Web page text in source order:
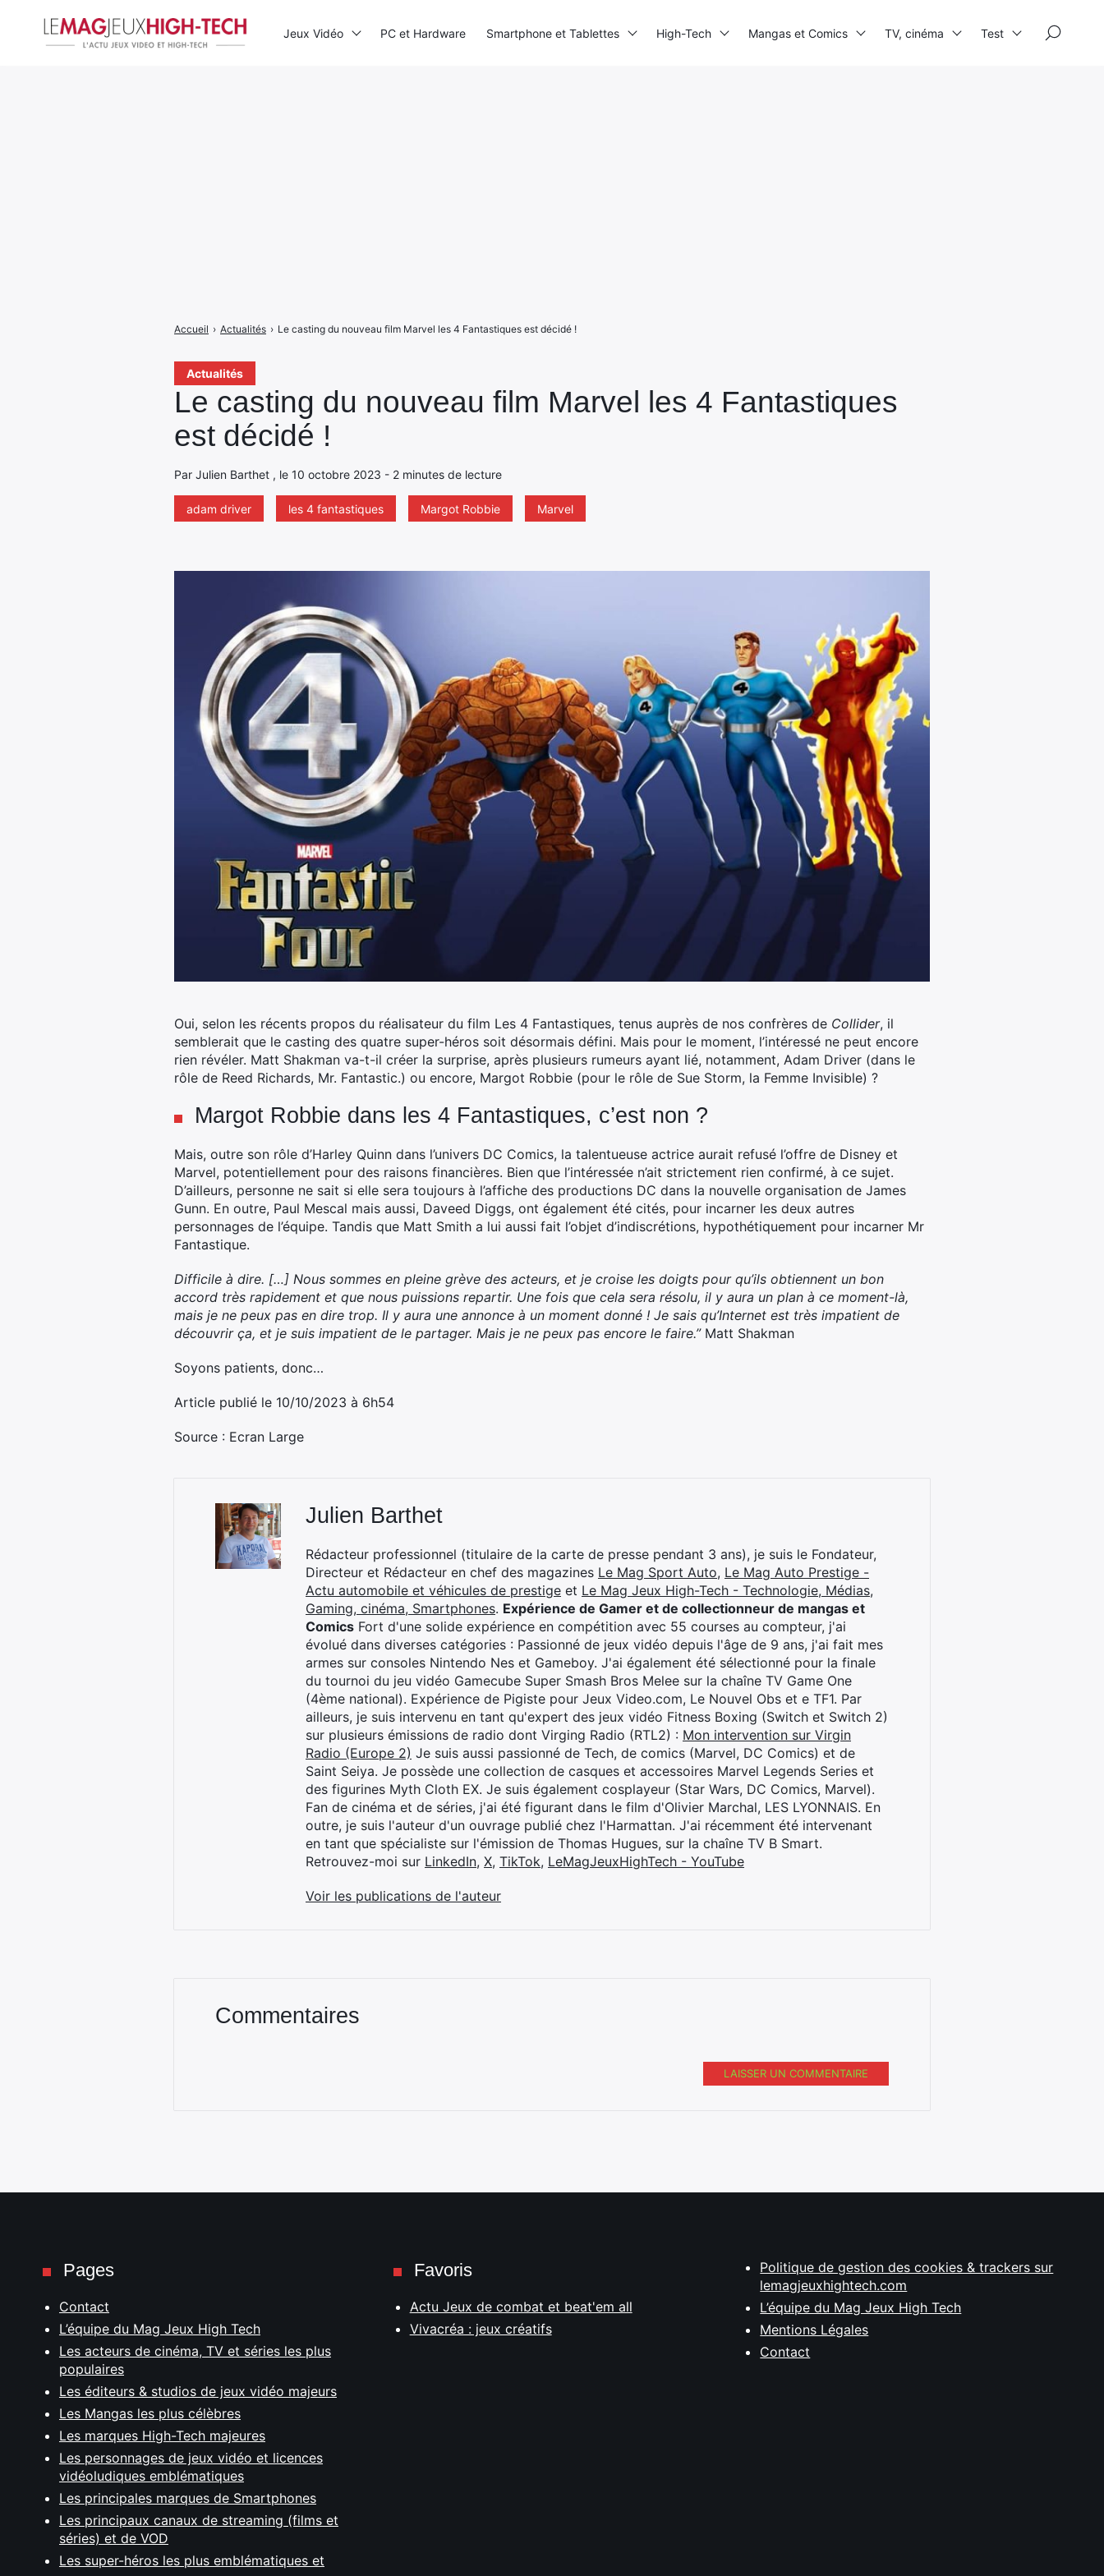
Actualités
Le casting du nouveau film Marvel les 4 Fantastiques
est décidé !
Par Julien Barthet , le 10 octobre 2023 - 2 minutes de lecture
adam driver les 4 fantastiques Margot Robbie Marvel
Accueil › Actualités › Le casting du nouveau film Marvel les 4 Fantastiques est décidé !
Oui, selon les récents propos du réalisateur du film Les 4 Fantastiques, tenus auprès de nos confrères de Collider, il
semblerait que le casting des quatre super-héros soit désormais défini. Mais pour le moment, l’intéressé ne peut encore
rien révéler. Matt Shakman va-t-il créer la surprise, après plusieurs rumeurs ayant lié, notamment, Adam Driver (dans le
rôle de Reed Richards, Mr. Fantastic.) ou encore, Margot Robbie (pour le rôle de Sue Storm, la Femme Invisible) ?
Margot Robbie dans les 4 Fantastiques, c’est non ?
Mais, outre son rôle d’Harley Quinn dans l’univers DC Comics, la talentueuse actrice aurait refusé l’offre de Disney et
Marvel, potentiellement pour des raisons financières. Bien que l’intéressée n’ait strictement rien confirmé, à ce sujet.
D’ailleurs, personne ne sait si elle sera toujours à l’affiche des productions DC dans la nouvelle organisation de James
Gunn. En outre, Paul Mescal mais aussi, Daveed Diggs, ont également été cités, pour incarner les deux autres
personnages de l’équipe. Tandis que Matt Smith a lui aussi fait l’objet d’indiscrétions, hypothétiquement pour incarner Mr
Fantastique.
Difficile à dire. […] Nous sommes en pleine grève des acteurs, et je croise les doigts pour qu’ils obtiennent un bon
accord très rapidement et que nous puissions repartir. Une fois que cela sera résolu, il y aura un plan à ce moment-là,
mais je ne peux pas en dire trop. Il y aura une annonce à un moment donné ! Je sais qu’Internet est très impatient de
découvrir ça, et je suis impatient de le partager. Mais je ne peux pas encore le faire.” Matt Shakman
Soyons patients, donc…
Article publié le 10/10/2023 à 6h54
Source : Ecran Large
Julien Barthet
Rédacteur professionnel (titulaire de la carte de presse pendant 3 ans), je suis le Fondateur,
Directeur et Rédacteur en chef des magazines Le Mag Sport Auto, Le Mag Auto Prestige -
Actu automobile et véhicules de prestige et Le Mag Jeux High-Tech - Technologie, Médias,
Gaming, cinéma, Smartphones. Expérience de Gamer et de collectionneur de mangas et
Comics Fort d'une solide expérience en compétition avec 55 courses au compteur, j'ai
évolué dans diverses catégories : Passionné de jeux vidéo depuis l'âge de 9 ans, j'ai fait mes
armes sur consoles Nintendo Nes et Gameboy. J'ai également été sélectionné pour la finale
du tournoi du jeu vidéo Gamecube Super Smash Bros Melee sur la chaîne TV Game One
(4ème national). Expérience de Pigiste pour Jeux Video.com, Le Nouvel Obs et e TF1. Par
ailleurs, je suis intervenu en tant qu'expert des jeux vidéo Fitness Boxing (Switch et Switch 2)
sur plusieurs émissions de radio dont Virging Radio (RTL2) : Mon intervention sur Virgin
Radio (Europe 2) Je suis aussi passionné de Tech, de comics (Marvel, DC Comics) et de
Saint Seiya. Je possède une collection de casques et accessoires Marvel Legends Series et
des figurines Myth Cloth EX. Je suis également cosplayeur (Star Wars, DC Comics, Marvel).
Fan de cinéma et de séries, j'ai été figurant dans le film d'Olivier Marchal, LES LYONNAIS. En
outre, je suis l'auteur d'un ouvrage publié chez l'Harmattan. J'ai récemment été intervenant
en tant que spécialiste sur l'émission de Thomas Hugues, sur la chaîne TV B Smart.
Retrouvez-moi sur LinkedIn, X, TikTok, LeMagJeuxHighTech - YouTube
Voir les publications de l'auteur
Commentaires
LAISSER UN COMMENTAIRE
Jeux Vidéo PC et Hardware Smartphone et Tablettes High-Tech Mangas et Comics TV, cinéma Test
Pages
Contact
L’équipe du Mag Jeux High Tech
Les acteurs de cinéma, TV et séries les plus
populaires
Les éditeurs & studios de jeux vidéo majeurs
Les Mangas les plus célèbres
Les marques High-Tech majeures
Les personnages de jeux vidéo et licences
vidéoludiques emblématiques
Les principales marques de Smartphones
Les principaux canaux de streaming (films et
séries) et de VOD
Les super-héros les plus emblématiques et
Favoris
Actu Jeux de combat et beat'em all
Vivacréa : jeux créatifs
Politique de gestion des cookies & trackers sur
lemagjeuxhightech.com
L’équipe du Mag Jeux High Tech
Mentions Légales
Contact